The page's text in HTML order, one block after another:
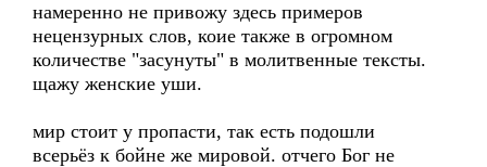
намеренно не привожу здесь примеров
нецензурных слов, коие также в огромном
количестве "засунуты" в молитвенные тексты.
щажу женские уши.
мир стоит у пропасти, так есть подошли
всерьёз к бойне же мировой. отчего Бог не